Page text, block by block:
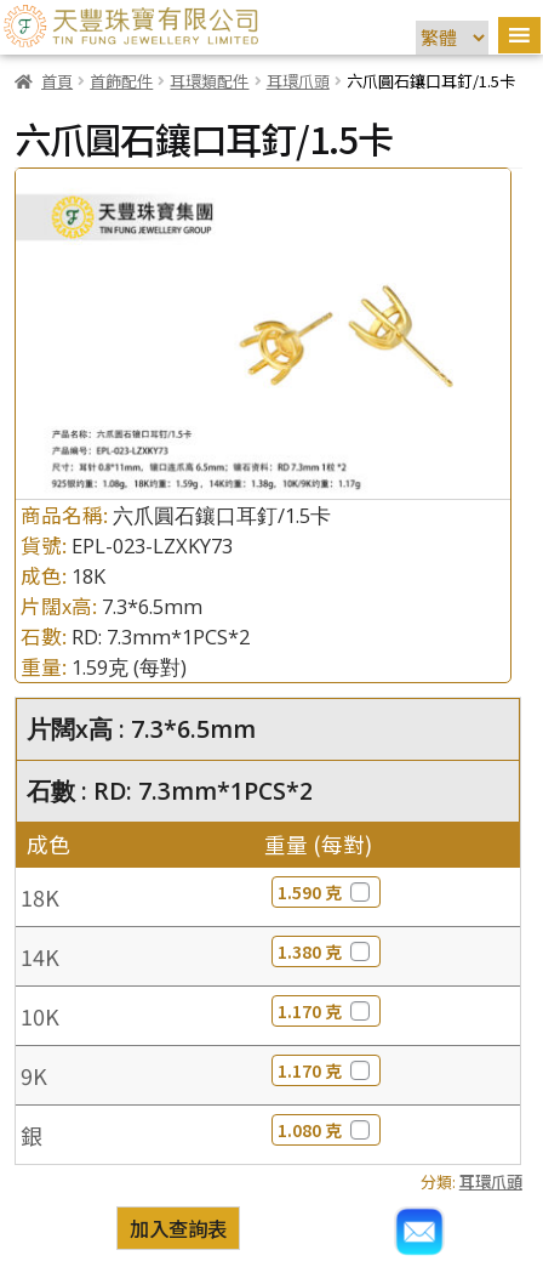
首頁 首飾配件 耳環類配件 耳環爪頭 六爪圓石鑲口耳釘/1.5卡
六爪圓石鑲口耳釘/1.5卡
商品名稱: 六爪圓石鑲口耳釘/1.5卡
貨號: EPL-023-LZXKY73
成色: 18K
片闊x高: 7.3*6.5mm
石數: RD: 7.3mm*1PCS*2
重量: 1.59克(每對)
片闊x高 : 7.3*6.5mm
石數 : RD: 7.3mm*1PCS*2
成色 重量 (每對)
18K 1.590 克
14K 1.380 克
10K 1.170 克
9K 1.170 克
銀 1.080 克
分類: 耳環爪頭
加入查詢表